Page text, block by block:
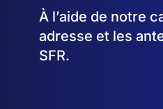
À l’aide de notre
adresse et les
SFR.